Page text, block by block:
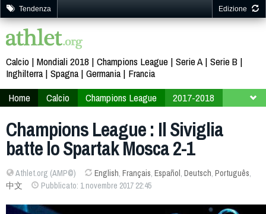
Tendenza Edizione
Calcio Mondiali 2018 Champions League Serie A Serie B
Inghilterra Spagna Germania
Francia
Home
Calcio Champions League
2017-2018
Champions League : Il Siviglia
batte lo Spartak Mosca 2-1
Athlet.org (AMP©) English, Français, Español, Deutsch, Português,
中文
Pubblicato: 1 novembre 2017 22:45